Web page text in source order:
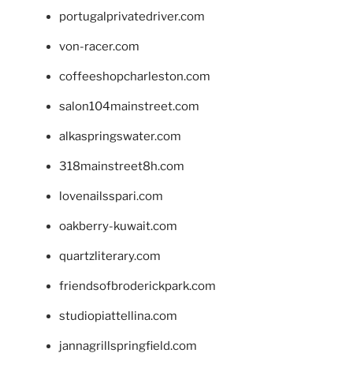
portugalprivatedriver.com
von-racer.com
coffeeshopcharleston.com
salon104mainstreet.com
alkaspringswater.com
318mainstreet8h.com
lovenailsspari.com
oakberry-kuwait.com
quartzliterary.com
friendsofbroderickpark.com
studiopiattellina.com
jannagrillspringfield.com